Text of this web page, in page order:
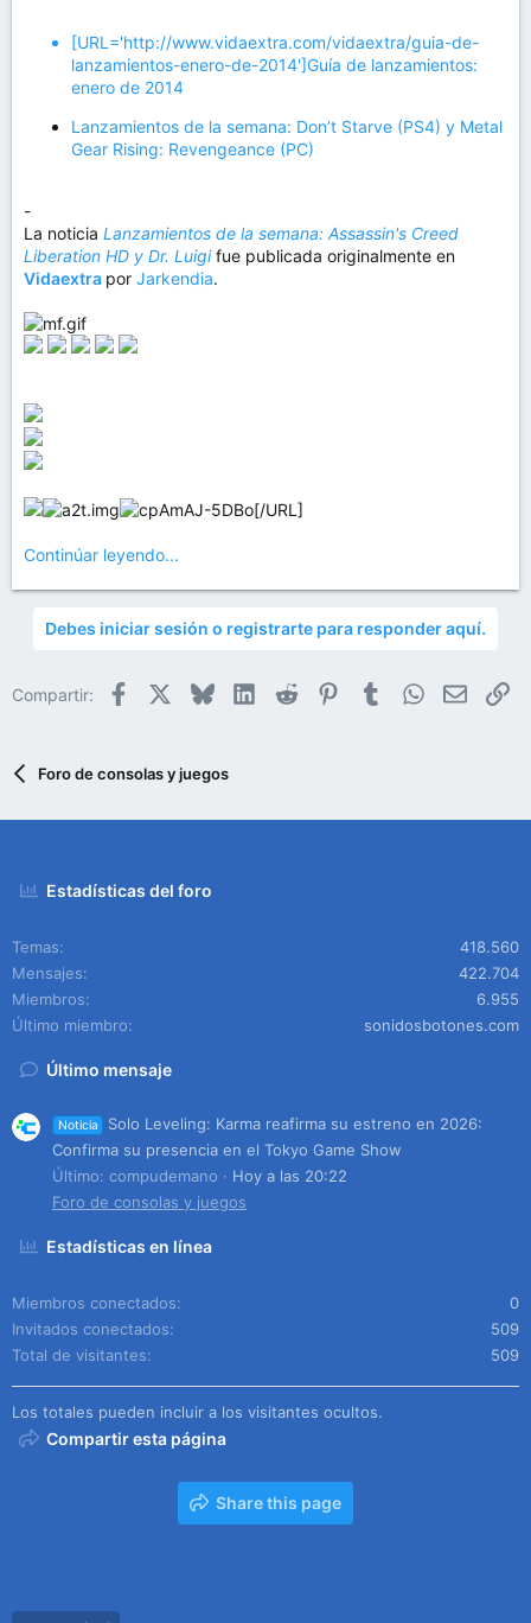
[URL='http://www.vidaextra.com/vidaextra/guia-de-
lanzamientos-enero-de-2014']Guía de lanzamientos:
enero de 2014
Lanzamientos de la semana: Don’t Starve (PS4) y Metal
Gear Rising: Revengeance (PC)
-
La noticia Lanzamientos de la semana: Assassin's Creed
Liberation HD y Dr. Luigifue publicada originalmente en
Vidaextra por Jarkendia.
[/URL]
Continúar leyendo...
Debes iniciar sesión o registrarte para responder aquí.
Compartir: Facebook BlueskyLinkedIn
Reddit PinterestTumblrWhatsApp
Email
Foro de consolas y juegos
Estadísticas del foro
Temas
418.560
Mensajes
422.704
Miembros
6.955
Último miembro
sonidosbotones.com
Último mensaje
Noticia
Solo Leveling: Karma reafirma su estreno en 2026:
Confirma su presencia en el Tokyo Game Show
Último: compudemano
Hoy a las 20:22
Foro de consolas y juegos
Estadísticas en línea
Miembros conectados
0
Invitados conectados
509
Total de visitantes
509
Los totales pueden incluir a los visitantes ocultos.
Compartir esta página
Share this page